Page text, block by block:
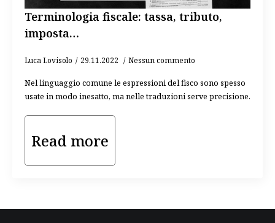
Terminologia fiscale: tassa, tributo,
imposta…
Luca Lovisolo 29.11.2022 Nessun commento
Nel linguaggio comune le espressioni del fisco sono spesso
usate in modo inesatto, ma nelle traduzioni serve precisione.
Read more